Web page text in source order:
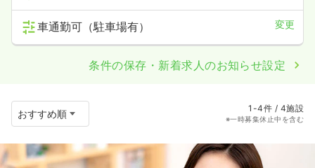
車通勤可（駐車場有） 変更
条件の保存・新着求人のお知らせ設定
1-4件 / 4施設
※一時募集休止中を含む